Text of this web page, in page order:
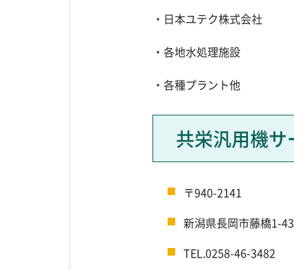
・日本ユテク株式会社
・各地水処理施設
・各種プラント他
共栄汎用機
〒940-2141
新潟県長岡市藤橋1-
TEL.0258-46-3482